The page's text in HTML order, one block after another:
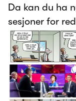
Da kan du ha
sesjoner for